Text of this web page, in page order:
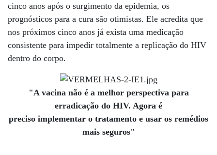
cinco anos após o surgimento da epidemia, os
prognósticos para a cura são otimistas. Ele acredita que
nos próximos cinco anos já exista uma medicação
consistente para impedir totalmente a replicação do HIV
dentro do corpo.
"A vacina não é a melhor perspectiva para
erradicação do HIV. Agora é
preciso implementar o tratamento e usar os remédios
mais seguros"